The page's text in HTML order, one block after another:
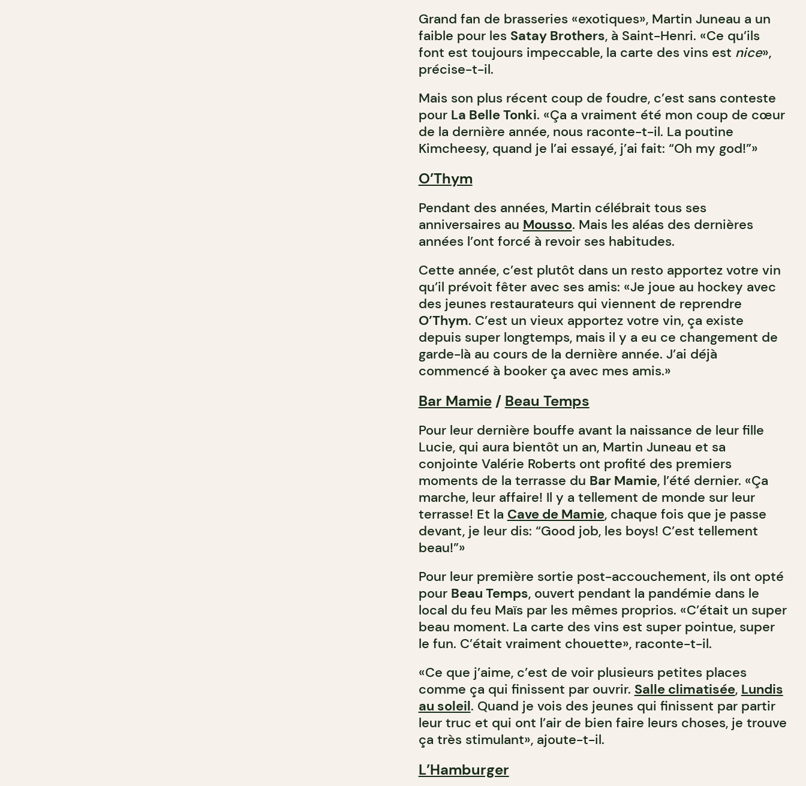
Grand fan de brasseries «exotiques», Martin Juneau a un
faible pour les Satay Brothers, à Saint-Henri. «Ce qu’ils
font est toujours impeccable, la carte des vins est nice»,
précise-t-il.
Mais son plus récent coup de foudre, c’est sans conteste
pour La Belle Tonki. «Ça a vraiment été mon coup de cœur
de la dernière année, nous raconte-t-il. La poutine
Kimcheesy, quand je l’ai essayé, j’ai fait: “Oh my god!”»
O’Thym
Pendant des années, Martin célébrait tous ses
anniversaires au Mousso. Mais les aléas des dernières
années l’ont forcé à revoir ses habitudes.
Cette année, c’est plutôt dans un resto apportez votre vin
qu’il prévoit fêter avec ses amis: «Je joue au hockey avec
des jeunes restaurateurs qui viennent de reprendre
O’Thym. C’est un vieux apportez votre vin, ça existe
depuis super longtemps, mais il y a eu ce changement de
garde-là au cours de la dernière année. J’ai déjà
commencé à booker ça avec mes amis.»
Bar Mamie/ Beau Temps
Pour leur dernière bouffe avant la naissance de leur fille
Lucie, qui aura bientôt un an, Martin Juneau et sa
conjointe Valérie Roberts ont profité des premiers
moments de la terrasse du Bar Mamie, l’été dernier. «Ça
marche, leur affaire! Il y a tellement de monde sur leur
terrasse! Et la Cave de Mamie, chaque fois que je passe
devant, je leur dis: “Good job, les boys! C’est tellement
beau!”»
Pour leur première sortie post-accouchement, ils ont opté
pour Beau Temps, ouvert pendant la pandémie dans le
local du feu Maïs par les mêmes proprios. «C’était un super
beau moment. La carte des vins est super pointue, super
le fun. C’était vraiment chouette», raconte-t-il.
«Ce que j’aime, c’est de voir plusieurs petites places
comme ça qui finissent par ouvrir. Salle climatisée, Lundis
au soleil. Quand je vois des jeunes qui finissent par partir
leur truc et qui ont l’air de bien faire leurs choses, je trouve
ça très stimulant», ajoute-t-il.
L’Hamburger